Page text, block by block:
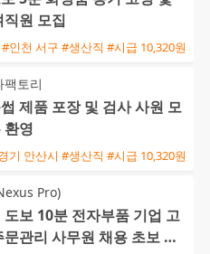
원 모집
#인천 서구 #생산직 #시급 10,320원
팩토리
제품 포장 및 검사 사원 모
환영
기 안산시 #생산직 #시급 10,320원
Pro)
도보 10분 전자부품 기업 고
관리 사무원 채용 초보 가